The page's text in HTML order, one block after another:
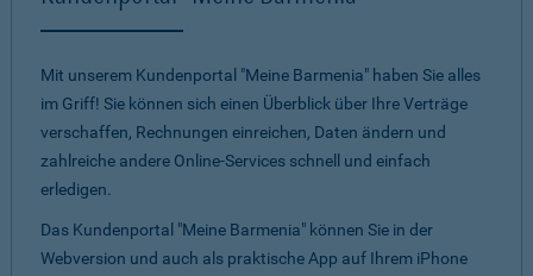
Mit unserem Kundenportal "Meine Barmenia" haben Sie alles
im Griff! Sie können sich einen Überblick über Ihre Verträge
verschaffen, Rechnungen einreichen, Daten ändern und
zahlreiche andere Online-Services schnell und einfach
erledigen.
Das Kundenportal "Meine Barmenia" können Sie in der
Webversion und auch als praktische App auf Ihrem iPhone